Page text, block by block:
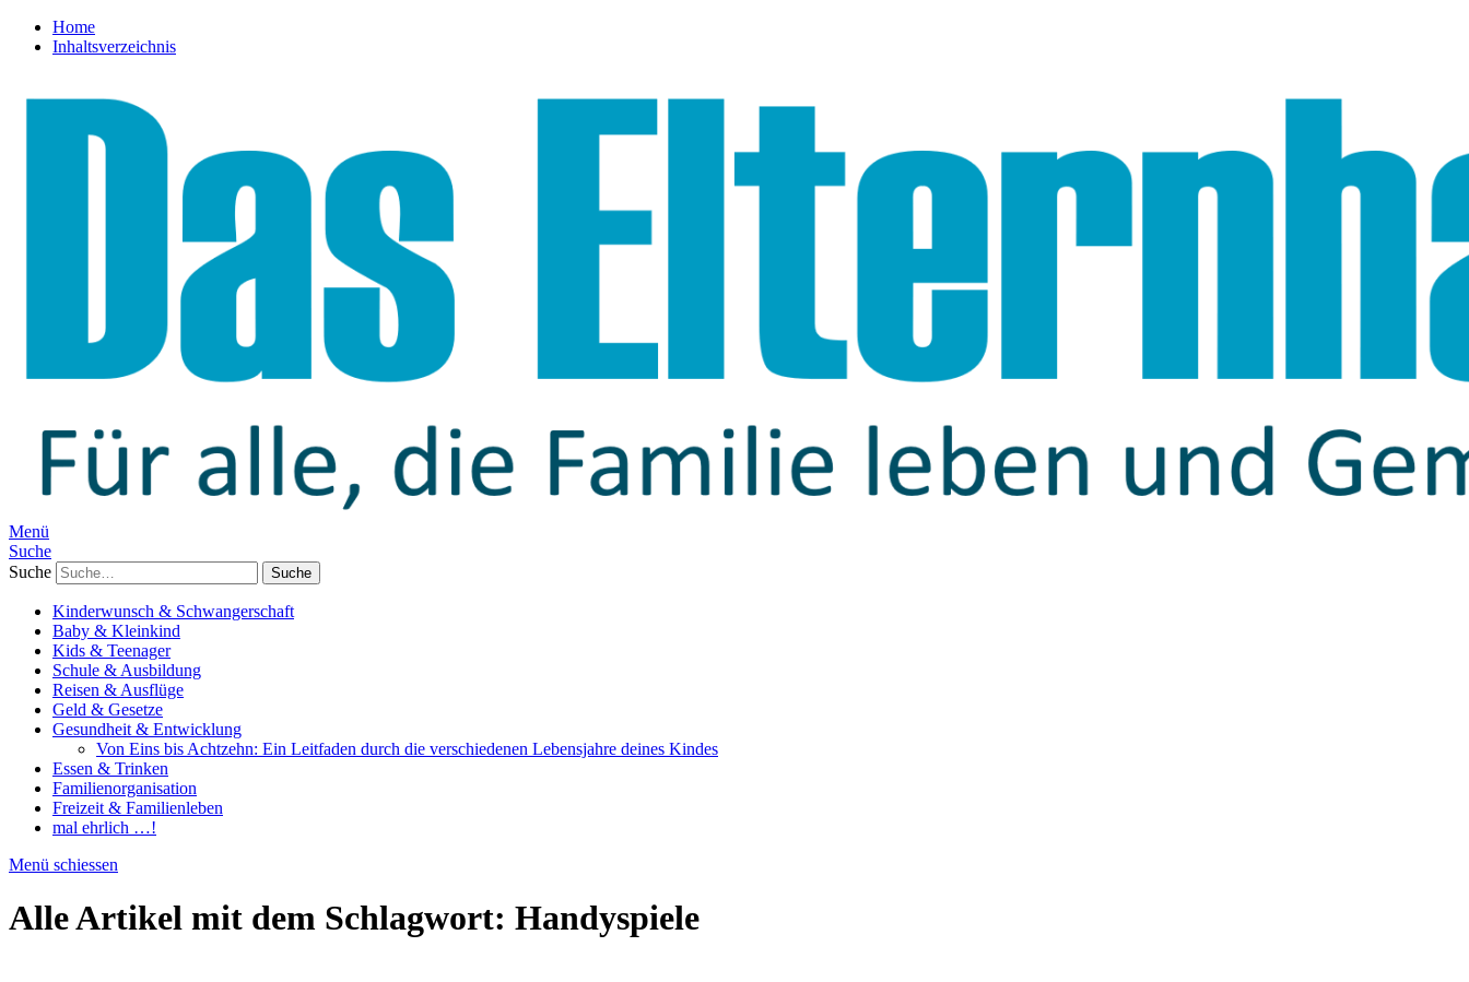
Home
Inhaltsverzeichnis
Menü
Suche
Suche
Kinderwunsch & Schwangerschaft
Baby & Kleinkind
Kids & Teenager
Schule & Ausbildung
Reisen & Ausflüge
Geld & Gesetze
Gesundheit & Entwicklung
Von Eins bis Achtzehn: Ein Leitfaden durch die verschiedenen Lebensjahre deines Kindes
Essen & Trinken
Familienorganisation
Freizeit & Familienleben
mal ehrlich …!
Menü schiessen
Alle Artikel mit dem Schlagwort: Handyspiele